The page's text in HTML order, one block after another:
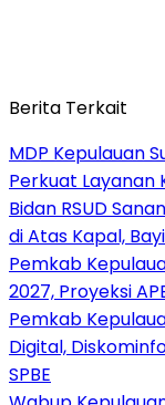
Berita Terkait
MDP Kepulauan
Perkuat Layanan
Bidan RSUD
di Atas Kapal,
Pemkab
2027, Proyeksi
Pemkab
Digital,
SPBE